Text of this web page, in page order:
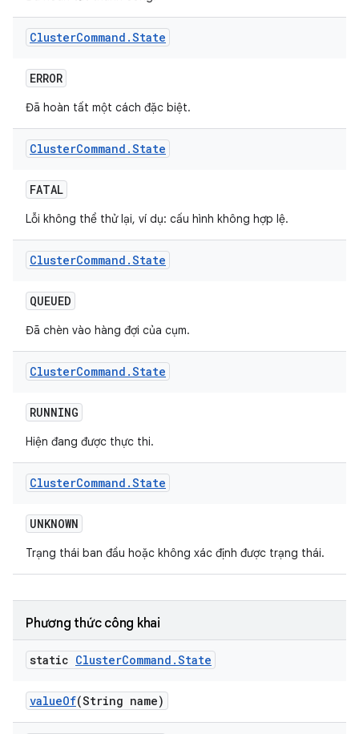
ClusterCommand .State
ERROR
Đã hoàn tất một cách đặc biệt.
ClusterCommand .State
FATAL
Lỗi không thể thử lại, ví dụ: cấu hình không hợp lệ.
ClusterCommand .State
QUEUED
Đã chèn vào hàng đợi của cụm.
ClusterCommand .State
RUNNING
Hiện đang được thực thi.
ClusterCommand .State
UNKNOWN
Trạng thái ban đầu hoặc không xác định được trạng thái.
Phương thức công khai
static ClusterCommand .State
valueOf(String name)